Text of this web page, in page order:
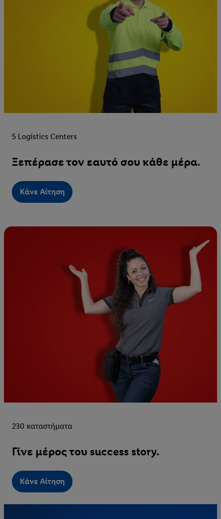
5 Logistics Centers
Ξεπέρασε τον εαυτό σου κάθε μέρα.
Κάνε Αίτηση
230 καταστήματα
Γίνε μέρος του success story.
Κάνε Αίτηση